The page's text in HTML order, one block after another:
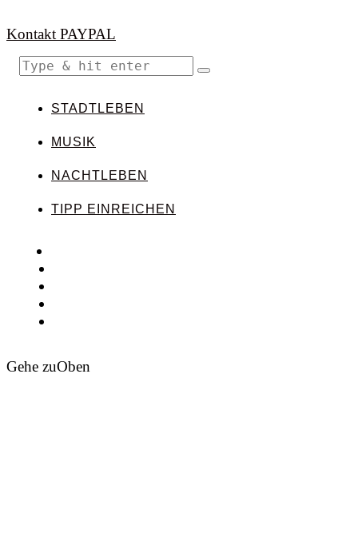
Kontakt PAYPAL
STADTLEBEN
MUSIK
NACHTLEBEN
TIPP EINREICHEN
Gehe zuOben